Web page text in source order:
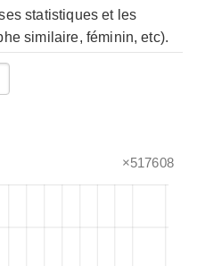
statistiques et les
similaire, féminin, etc).
×517608